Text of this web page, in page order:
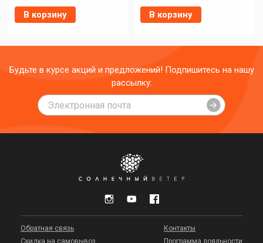
В корзину
В корзину
Будьте в курсе акций и предложений! Подпишитесь на нашу
рассылку:
Обратная связь
Скидка на самовывоз
Контакты
Программа лояльности